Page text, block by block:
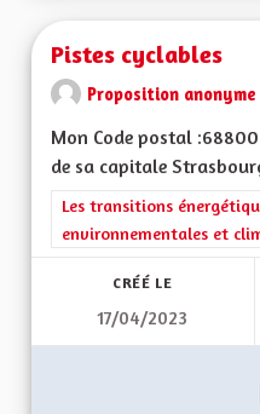
Pistes cyclables
Proposition anonyme
Mon Code postal
de sa capitale
Filtrer les résultats de la
Les transitions
environnementales et
CRÉÉ LE
17/04/2023